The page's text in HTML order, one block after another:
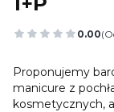
0.00
Proponujemy
manicure z
kosmetycznych,